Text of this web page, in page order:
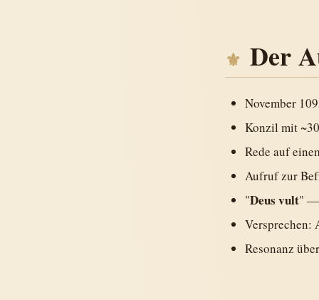
Der
November
Konzil mit
Rede auf
Aufruf zur
"Deus vult" —
Versprechen:
Resonanz